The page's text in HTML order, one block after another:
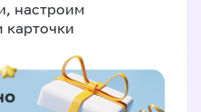
настроим
карточки